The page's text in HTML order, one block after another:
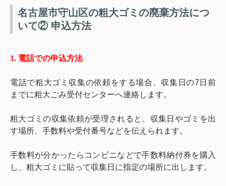
名古屋市守山区の粗大ゴミの廃棄方法につ
いて② 申込方法
1. 電話での申込方法
電話で粗大ゴミ収集の依頼をする場合、収集日の7 日前
までに粗大ごみ受付センターへ連絡します。
粗大ゴミの収集依頼が受理されると、収集日やゴミを出
す場所、手数料や受付番号などを伝えられます。
手数料が分かったらコンビニなどで手数料納付券を購入
し、粗大ゴミに貼って収集日に指定の場所に出します。